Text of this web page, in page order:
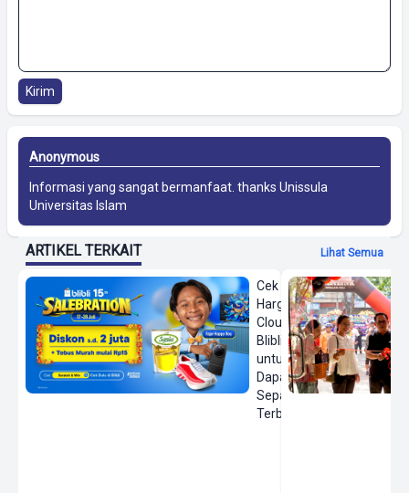
Kirim
Anonymous
Informasi yang sangat bermanfaat. thanks Unissula
Universitas Islam
ARTIKEL TERKAIT Lihat Semua
Cek
Harga On
Cloud di
Blibli
untuk
Dapatkan
Sepatu
Terbaru